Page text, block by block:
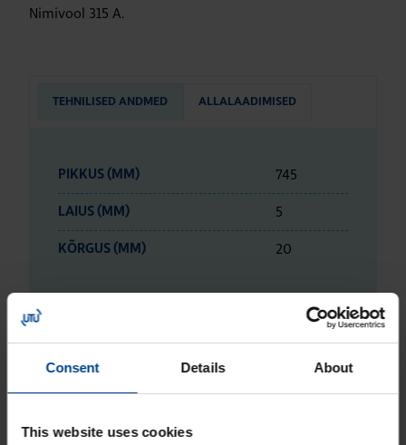
Consent Details About
This website uses cookies
Nimivool 315 A.
TEHNILISED ANDMED ALLALAADIMISED
PIKKUS (MM) 745
LAIUS (MM) 5
KÕRGUS (MM) 20